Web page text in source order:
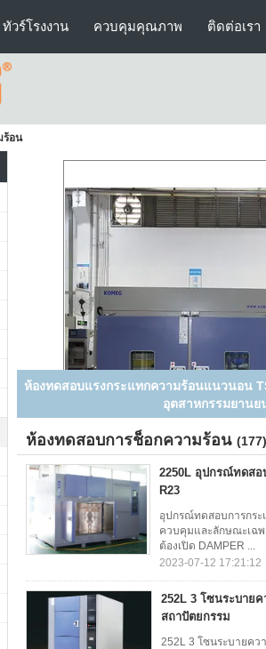
ทัวร์โรงงาน ควบคุมคุณภาพ ติดต่อเรา
ร้อน
ห้องทดสอบความร้อนเย็นร้อนช็อกความร้อ
เสถียร
ห้องทดสอบการช็อกความร้อน (177)
2250L อุปกรณ์ทดสอ
R23
อุปกรณ์ทดสอบการกระ
ควบคุมและลักษณะเฉ
ต้องเปิด DAMPER ...
2023-07-12 17:21:12
252L 3 โซนระบาย
สถาปัตยกรรม
252L 3 โซนระบายค